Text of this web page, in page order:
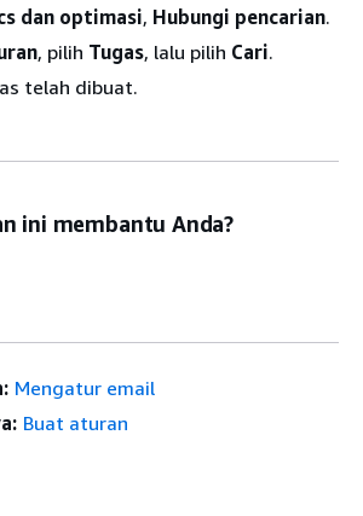
dan optimasi, Hubungi pencarian.
, pilih Tugas, lalu pilih Cari.
telah dibuat.
ini membantu Anda?
Mengatur email
Buat aturan